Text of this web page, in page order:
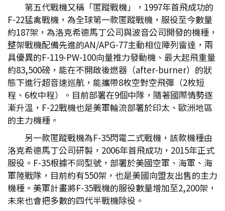
第五代戰機又稱「匿蹤戰機」，1997年首飛成功的
F-22猛禽戰機，為全球第一款匿蹤戰機，服役至今數量
約187架，為洛克希德馬丁公司與波音公司開發的機種，
整架戰機配備先進的AN/APG-77主動相位陣列雷達，兩
具優異的F-119-PW-100向量推力發動機、最大起飛重量
約83,500磅，能在不開啟後燃器（after-burner）的狀
態下進行超音速巡航，能攜帶8枚空對空飛彈（2枚短
程、6枚中程）。目前部署在9個中隊，隨著國際情勢逐
漸升溫，F-22戰機也是美軍輪流部署於印太、歐洲地區
的主力機種。
另一款匿蹤戰機為F-35閃電二式戰機，該款機種由
洛克希德馬丁公司研製，2006年首飛成功，2015年正式
服役。F-35根據不同型號，部署於美國空軍、海軍、海
軍陸戰隊，目前約有550架，也是美國向盟友出售的主力
機種。美軍計畫將F-35戰機的服役數量增加至2,200架，
未來也會把多數的四代半戰機除役。